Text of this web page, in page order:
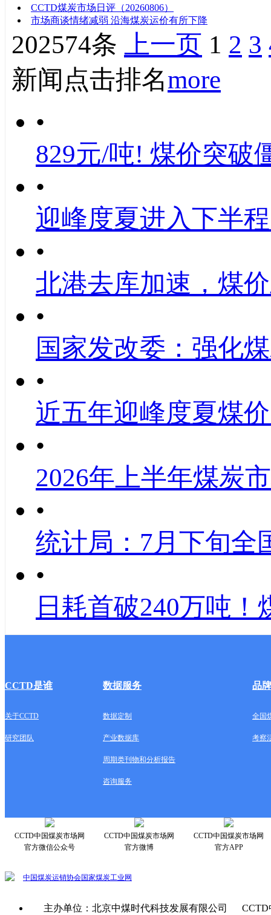
CCTD煤炭市场日评（20260806）
市场商谈情绪减弱 沿海煤炭运价有所下降
202574条 上一页 1 2 3
新闻点击排名more
•
829元/吨! 煤价突破
•
迎峰度夏进入下半
•
北港去库加速，煤
•
国家发改委：强化
•
近五年迎峰度夏煤
•
2026年上半年煤炭
•
统计局：7月下旬全
•
日耗首破240万吨！
CCTD是谁 数据服务 品
关于CCTD 数据定制 全国
研究团队 产业数据库 考察
周期类刊物和分析报告
咨询服务
CCTD中国煤炭市场网
官方微信公众号
CCTD中国煤炭市场网
官方微博
CCTD中国煤炭市场网
官方APP
中国煤炭运销协会国家煤炭工业网
主办单位：北京中煤时代科技发展有限公司